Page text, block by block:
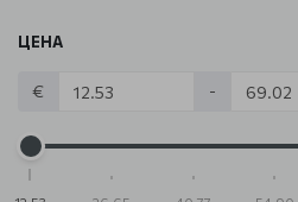
ЦЕНА
€ -